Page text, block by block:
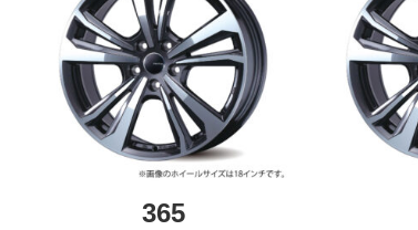
365